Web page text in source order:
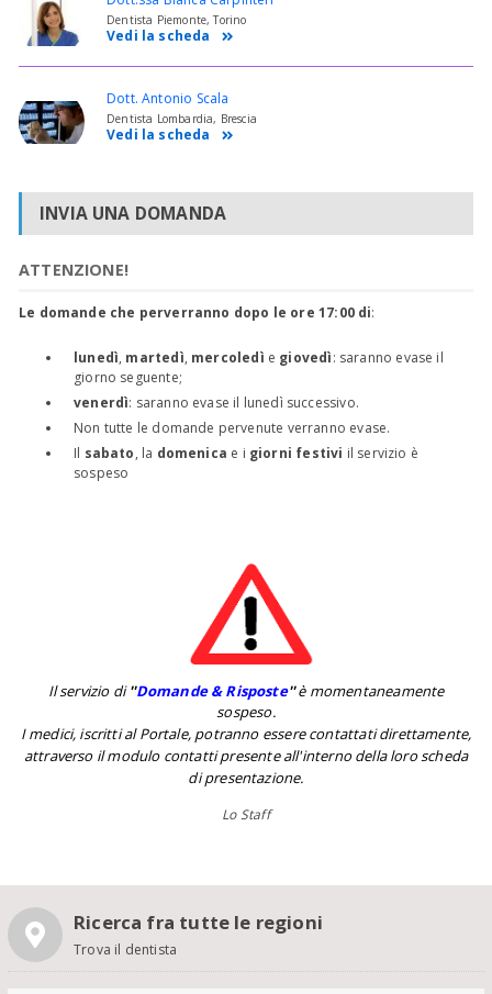
Dentista Piemonte, Torino
Vedi la scheda
Dott. Antonio Scala
Dentista Lombardia, Brescia
Vedi la scheda
INVIA UNA DOMANDA
ATTENZIONE!
Le domande che perverranno dopo le ore 17:00 di:
lunedì, martedì, mercoledì e giovedì: saranno evase il
giorno seguente;
venerdì: saranno evase il lunedì successivo.
Non tutte le domande pervenute verranno evase.
Il sabato, la domenica e i giorni festivi il servizio è
sospeso
Il servizio di''Domande & Risposte''è momentaneamente
sospeso.
I medici, iscritti al Portale, potranno essere contattati direttamente,
attraverso il modulo contatti presente all'interno della loro scheda
di presentazione.
Lo Staff
Ricerca fra tutte le regioni
Trova il dentista